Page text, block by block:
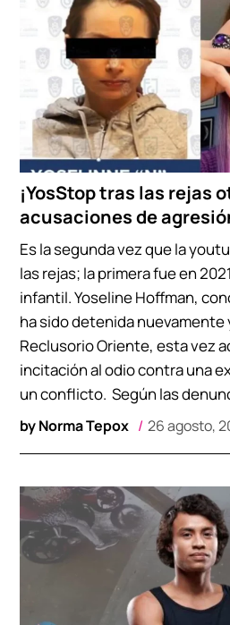
¡YosStop tras las rejas
acusaciones de
byNorma Tepox 26 agosto,
Es la segunda vez que la
las rejas; la primera fue en
infantil. Yoseline Hoffman,
ha sido detenida nuevamente
Reclusorio Oriente, esta vez
incitación al odio contra una
un conflicto. Según las